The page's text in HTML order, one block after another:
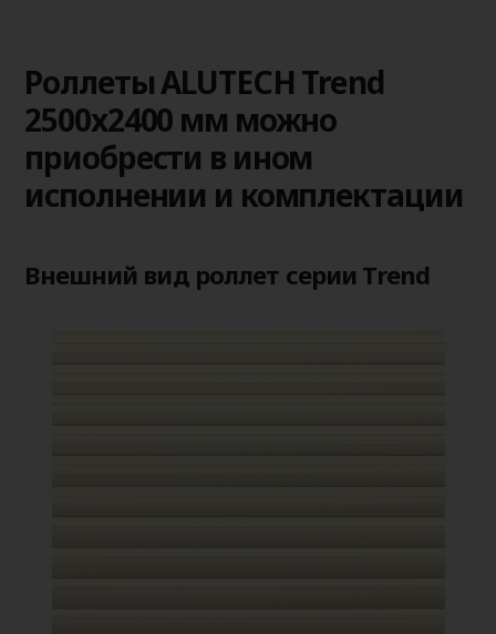
Роллеты ALUTECH Trend
2500x2400 мм можно
приобрести в ином
исполнении и комплектации
Внешний вид роллет серии Trend